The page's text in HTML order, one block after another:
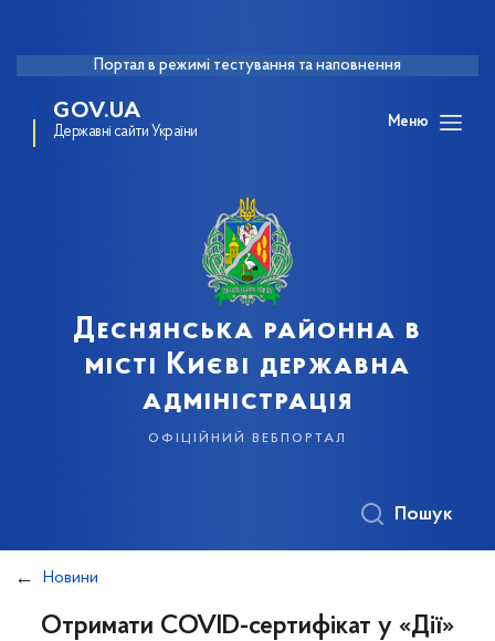
Портал в режимі тестування та наповнення
GOV.UA
Державні сайти України
Меню
Деснянська районна в
місті Києві державна
адміністрація
офіційний вебпортал
Пошук
Новини
Отримати СOVID-сертифікат у «Дії»